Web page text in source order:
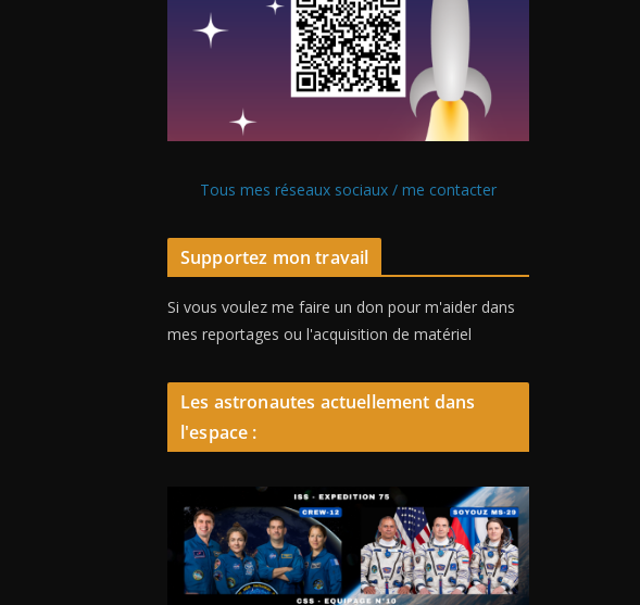
Tous mes réseaux sociaux / me contacter
Supportez mon travail
Si vous voulez me faire un don pour m'aider dans
mes reportages ou l'acquisition de matériel
Les astronautes actuellement dans
l'espace :